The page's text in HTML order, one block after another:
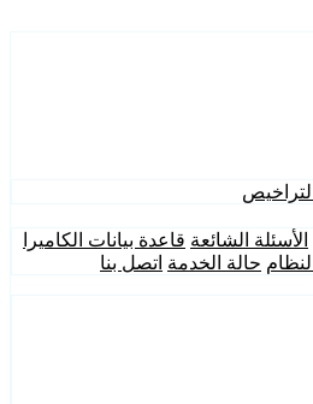
التراخيص
الأسئلة الشائعة قاعدة بيانات الكاميرا
حالة الخدمة اتصل بنا